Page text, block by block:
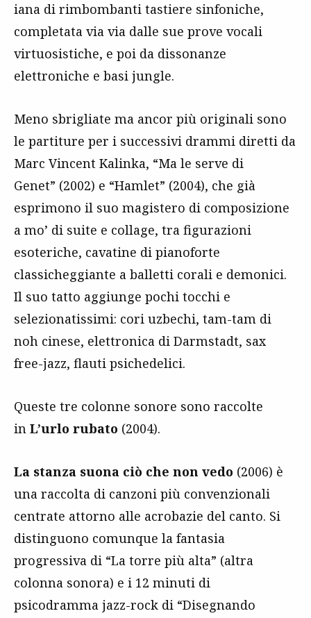
iana di rimbombanti tastiere sinfoniche,
completata via via dalle sue prove vocali
virtuosistiche, e poi da dissonanze
elettroniche e basi jungle.
Meno sbrigliate ma ancor più originali sono
le partiture per i successivi drammi diretti da
Marc Vincent Kalinka, “Ma le serve di
Genet” (2002) e “Hamlet” (2004), che già
esprimono il suo magistero di composizione
a mo’ di suite e collage, tra figurazioni
esoteriche, cavatine di pianoforte
classicheggiante a balletti corali e demonici.
Il suo tatto aggiunge pochi tocchi e
selezionatissimi: cori uzbechi, tam-tam di
noh cinese, elettronica di Darmstadt, sax
free-jazz, flauti psichedelici.
Queste tre colonne sonore sono raccolte
in L’urlo rubato (2004).
La stanza suona ciò che non vedo (2006) è
una raccolta di canzoni più convenzionali
centrate attorno alle acrobazie del canto. Si
distinguono comunque la fantasia
progressiva di “La torre più alta” (altra
colonna sonora) e i 12 minuti di
psicodramma jazz-rock di “Disegnando